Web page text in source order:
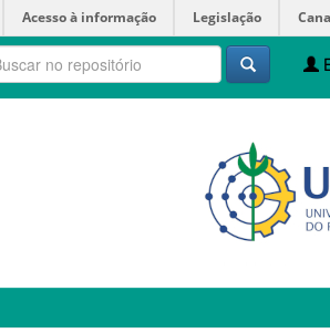
Acesso à informação Legislação